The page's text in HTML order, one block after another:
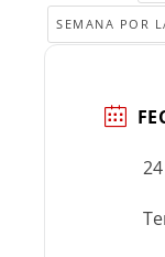
SEMANA POR